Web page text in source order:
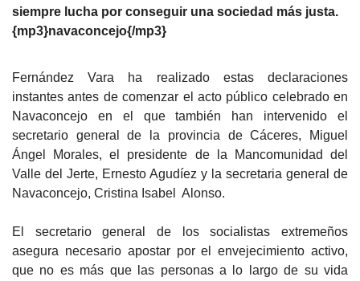
siempre lucha por conseguir una sociedad más justa.
{mp3}navaconcejo{/mp3}
Fernández Vara ha realizado estas declaraciones
instantes antes de comenzar el acto público celebrado en
Navaconcejo en el que también han intervenido el
secretario general de la provincia de Cáceres, Miguel
Ángel Morales, el presidente de la Mancomunidad del
Valle del Jerte, Ernesto Agudíez y la secretaria general de
Navaconcejo, Cristina Isabel Alonso.
El secretario general de los socialistas extremeños
asegura necesario apostar por el envejecimiento activo,
que no es más que las personas a lo largo de su vida